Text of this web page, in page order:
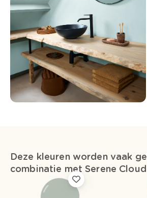
Deze kleuren worden vaak
combinatie met Serene Cloud